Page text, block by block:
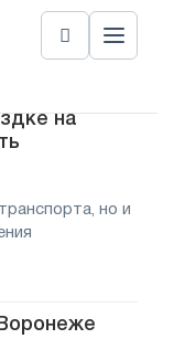
на
но и